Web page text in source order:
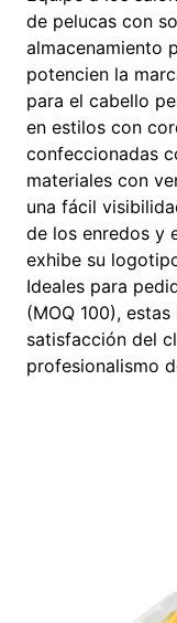
de pelucas con
almacenamiento
potencien la
para el cabello
en estilos con
confeccionadas
materiales con
una fácil
de los enredos y
exhibe su
Ideales para
(MOQ 100),
satisfacción del
profesionalismo